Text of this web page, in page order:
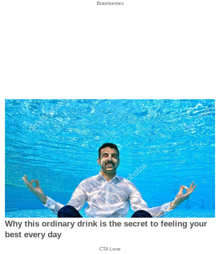
Brainberries
Why this ordinary drink is the secret to feeling your
best every day
CTA Love